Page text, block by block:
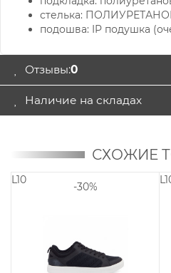
стелька:
подошва: IP подушка
Отзывы:0
Наличие на складах
СХОЖИЕ
L10
-30%